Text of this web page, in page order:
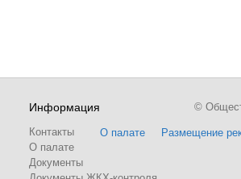
Информация
Контакты
О палате
Документы
О палате Размещение
©